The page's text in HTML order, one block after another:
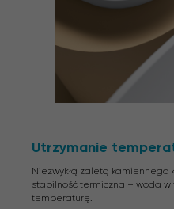
Utrzymanie
Niezwykłą zaletą kamiennego
stabilność termiczna – woda w
temperaturę.